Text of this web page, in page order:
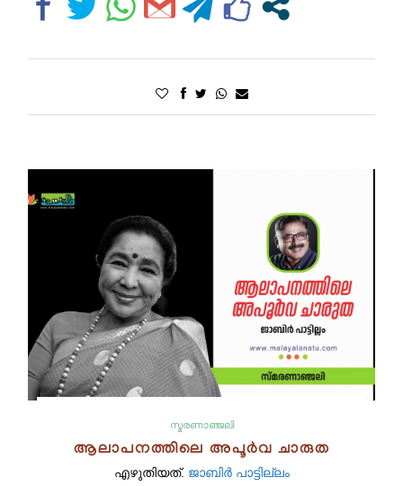
സ്മരണാഞ്ജലി
ആലാപനത്തിലെ അപൂർവ ചാരുത
എഴുതിയത്. ജാബിർ പാട്ടില്ലം